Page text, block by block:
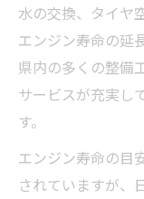
水の交換、タイヤ
エンジン寿命の延
県内の多くの整備
サービスが充実し
す。
エンジン寿命の目
されていますが、